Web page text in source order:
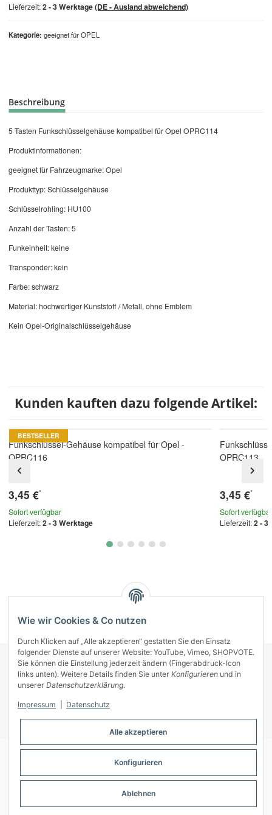
Kategorie geeignet für OPEL
Lieferzeit:2 - 3 Werktage(DE - Ausland abweichend)
Beschreibung
5 Tasten Funkschlüsselgehäuse kompatibel für Opel OPRC114
Produktinformationen:
geeignet für Fahrzeugmarke: Opel
Produkttyp: Schlüsselgehäuse
Schlüsselrohling: HU100
Anzahl der Tasten: 5
Funkeinheit: keine
Transponder: kein
Farbe: schwarz
Material: hochwertiger Kunststoff / Metall, ohne Emblem
Kein Opel-Originalschlüsselgehäuse
Kunden kauften dazu folgende Artikel:
BESTSELLER
Funkschlüssel-Gehäuse kompatibel für Opel -
OPRC116
3,45 €*
Sofort verfügbar
Lieferzeit:2 - 3 Werktage
OPRC113
3,45 €*
Sofort verfügbar
Lieferzeit:2 - 3
KONTAKT
INFORMATIONEN
ZAHLUNGSARTEN
© A-Key
* Alle Preise inkl. gesetzlicher USt., zzgl.Versand
Wie wir Cookies & Co nutzen
Durch Klicken auf „Alle akzeptieren“ gestatten Sie den Einsatz
folgender Dienste auf unserer Website: YouTube, Vimeo, SHOPVOTE.
Sie können die Einstellung jederzeit ändern (Fingerabdruck-Icon
links unten). Weitere Details finden Sie unter Konfigurieren und in
unserer Datenschutzerklärung.
Impressum Datenschutz
Alle akzeptieren
Konfigurieren
Ablehnen